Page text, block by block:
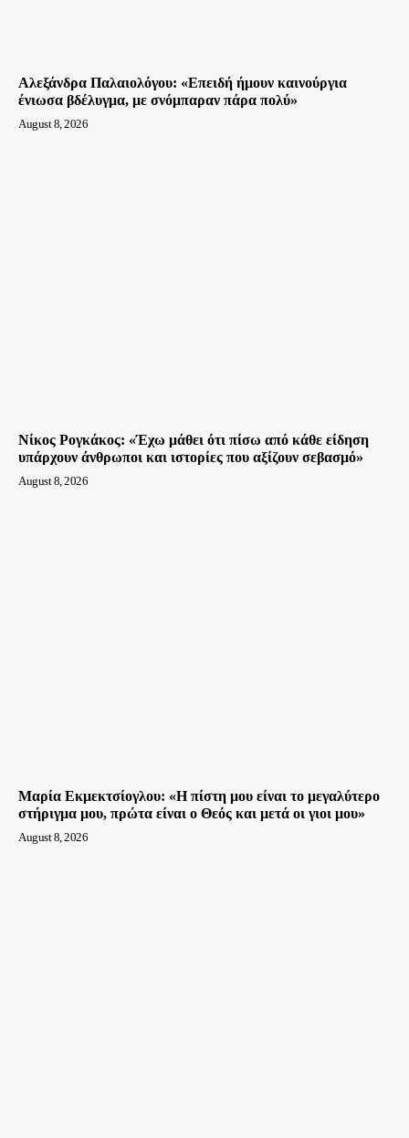
Αλεξάνδρα Παλαιολόγου: «Επειδή ήμουν καινούργια
ένιωσα βδέλυγμα, με σνόμπαραν πάρα πολύ»
August 8, 2026
Νίκος Ρογκάκος: «Έχω μάθει ότι πίσω από κάθε είδηση
υπάρχουν άνθρωποι και ιστορίες που αξίζουν σεβασμό»
August 8, 2026
Μαρία Εκμεκτσίογλου: «Η πίστη μου είναι το μεγαλύτερο
στήριγμα μου, πρώτα είναι ο Θεός και μετά οι γιοι μου»
August 8, 2026